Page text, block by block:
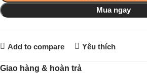
Mua ngay
Add to compare Yêu thích
Giao hàng & hoàn trả